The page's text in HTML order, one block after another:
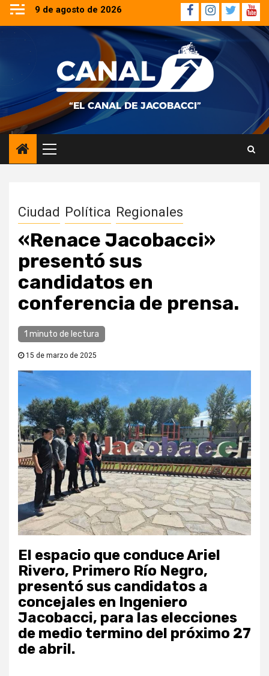
Saltar
contenido
9 de agosto de 2026 Facebook
Instagram
Twitter
Menú
principal
Ciudad Política Regionales
«Renace Jacobacci»
presentó sus
candidatos en
conferencia de prensa.
1 minuto de lectura
15 de marzo de 2025
El espacio que conduce Ariel
Rivero, Primero Río Negro,
presentó sus candidatos a
concejales en Ingeniero
Jacobacci, para las elecciones
de medio termino del próximo 27
de abril.